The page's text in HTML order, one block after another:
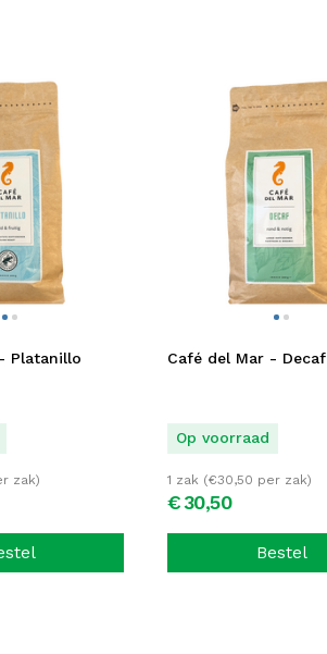
Platanillo
zak)
Café del Mar - Decaf
Op voorraad
€30,50
1 zak (€30,50 per zak)
Bestel